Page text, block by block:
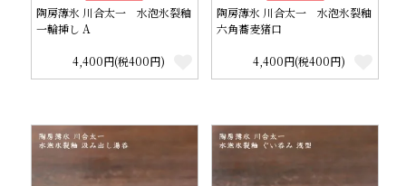
陶房薄氷 川合太一 水泡氷裂釉
一輪挿し A
4,400円(税400円)
陶房薄氷 川合太一 水泡氷裂釉
六角蕎麦猪口
4,400円(税400円)